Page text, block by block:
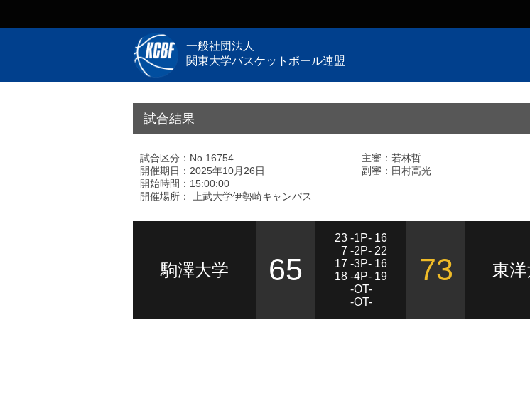
一般社団法人
関東大学バスケットボール連盟
試合結果
試合区分：No.16754
開催期日：2025年10月26日
開始時間：15:00:00
開催場所： 上武大学伊勢崎キャンパス
主審：若林哲
副審：田村高光
駒澤大学 65
23 -1P- 16
7 -2P- 22
17 -3P- 16
18 -4P- 19
-OT-
-OT-
73 東